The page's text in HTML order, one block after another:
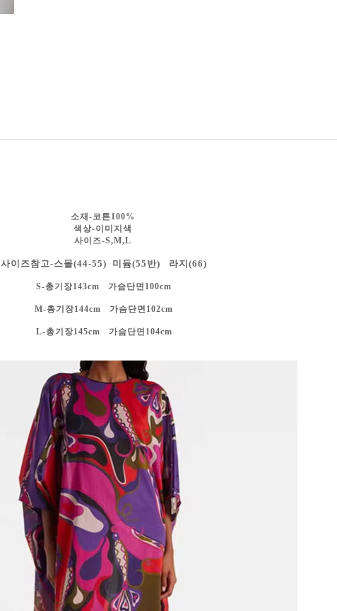
소재-코튼100%
색상-이미지색
사이즈-S,M,L
사이즈참고-스몰(44-55) 미듐(55반) 라지(66)
S-총기장143cm 가슴단면100cm
M-총기장144cm 가슴단면102cm
L-총기장145cm 가슴단면104cm